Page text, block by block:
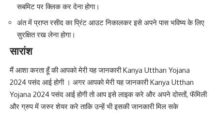
सबमिट पर क्लिक कर देना होगा।
अंत में प्राप्त रसीद का प्रिंट आउट निकालकर इसे अपने पास भविष्य के लिए
सुरक्षित रख लेना होगा।
सारांश
मैं आशा करता हूँ की आपको मेरी यह जानकारी Kanya Utthan Yojana
2024 पसंद आई होगी । अगर आपको मेरी यह जानकारी Kanya Utthan
Yojana 2024 पसंद आई होगी तो आप इसे लाइक करे और अपने दोस्तों, फॅमिली
और ग्रुप में जरुर शेयर करे ताकि उन्हें भी इसकी जानकारी मिल सके